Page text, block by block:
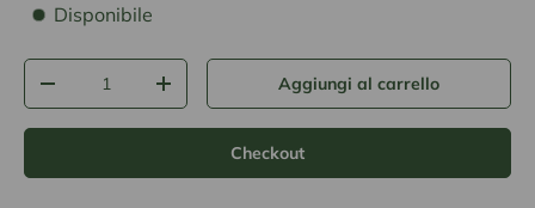
disponibilità prodotto
Disponibile
+ Aggiungi al carrello
Checkout